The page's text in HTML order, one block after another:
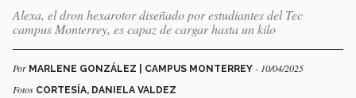
Alexa, el dron hexarotor diseñado por estudiantes del Tec
campus Monterrey, es capaz de cargar hasta un kilo
Por MARLENE GONZÁLEZ | CAMPUS MONTERREY - 10/04/2025
Fotos CORTESÍA, DANIELA VALDEZ